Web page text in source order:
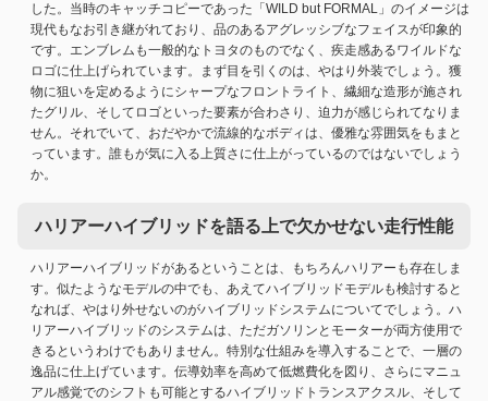
した。当時のキャッチコピーであった「WILD but FORMAL」のイメージは
現代もなお引き継がれており、品のあるアグレッシブなフェイスが印象的
です。エンブレムも一般的なトヨタのものでなく、疾走感あるワイルドな
ロゴに仕上げられています。まず目を引くのは、やはり外装でしょう。獲
物に狙いを定めるようにシャープなフロントライト、繊細な造形が施され
たグリル、そしてロゴといった要素が合わさり、迫力が感じられてなりま
せん。それでいて、おだやかで流線的なボディは、優雅な雰囲気をもまと
っています。誰もが気に入る上質さに仕上がっているのではないでしょう
か。
ハリアーハイブリッドを語る上で欠かせない走行性能
ハリアーハイブリッドがあるということは、もちろんハリアーも存在しま
す。似たようなモデルの中でも、あえてハイブリッドモデルも検討すると
なれば、やはり外せないのがハイブリッドシステムについてでしょう。ハ
リアーハイブリッドのシステムは、ただガソリンとモーターが両方使用で
きるというわけでもありません。特別な仕組みを導入することで、一層の
逸品に仕上げています。伝導効率を高めて低燃費化を図り、さらにマニュ
アル感覚でのシフトも可能とするハイブリッドトランスアクスル、そして